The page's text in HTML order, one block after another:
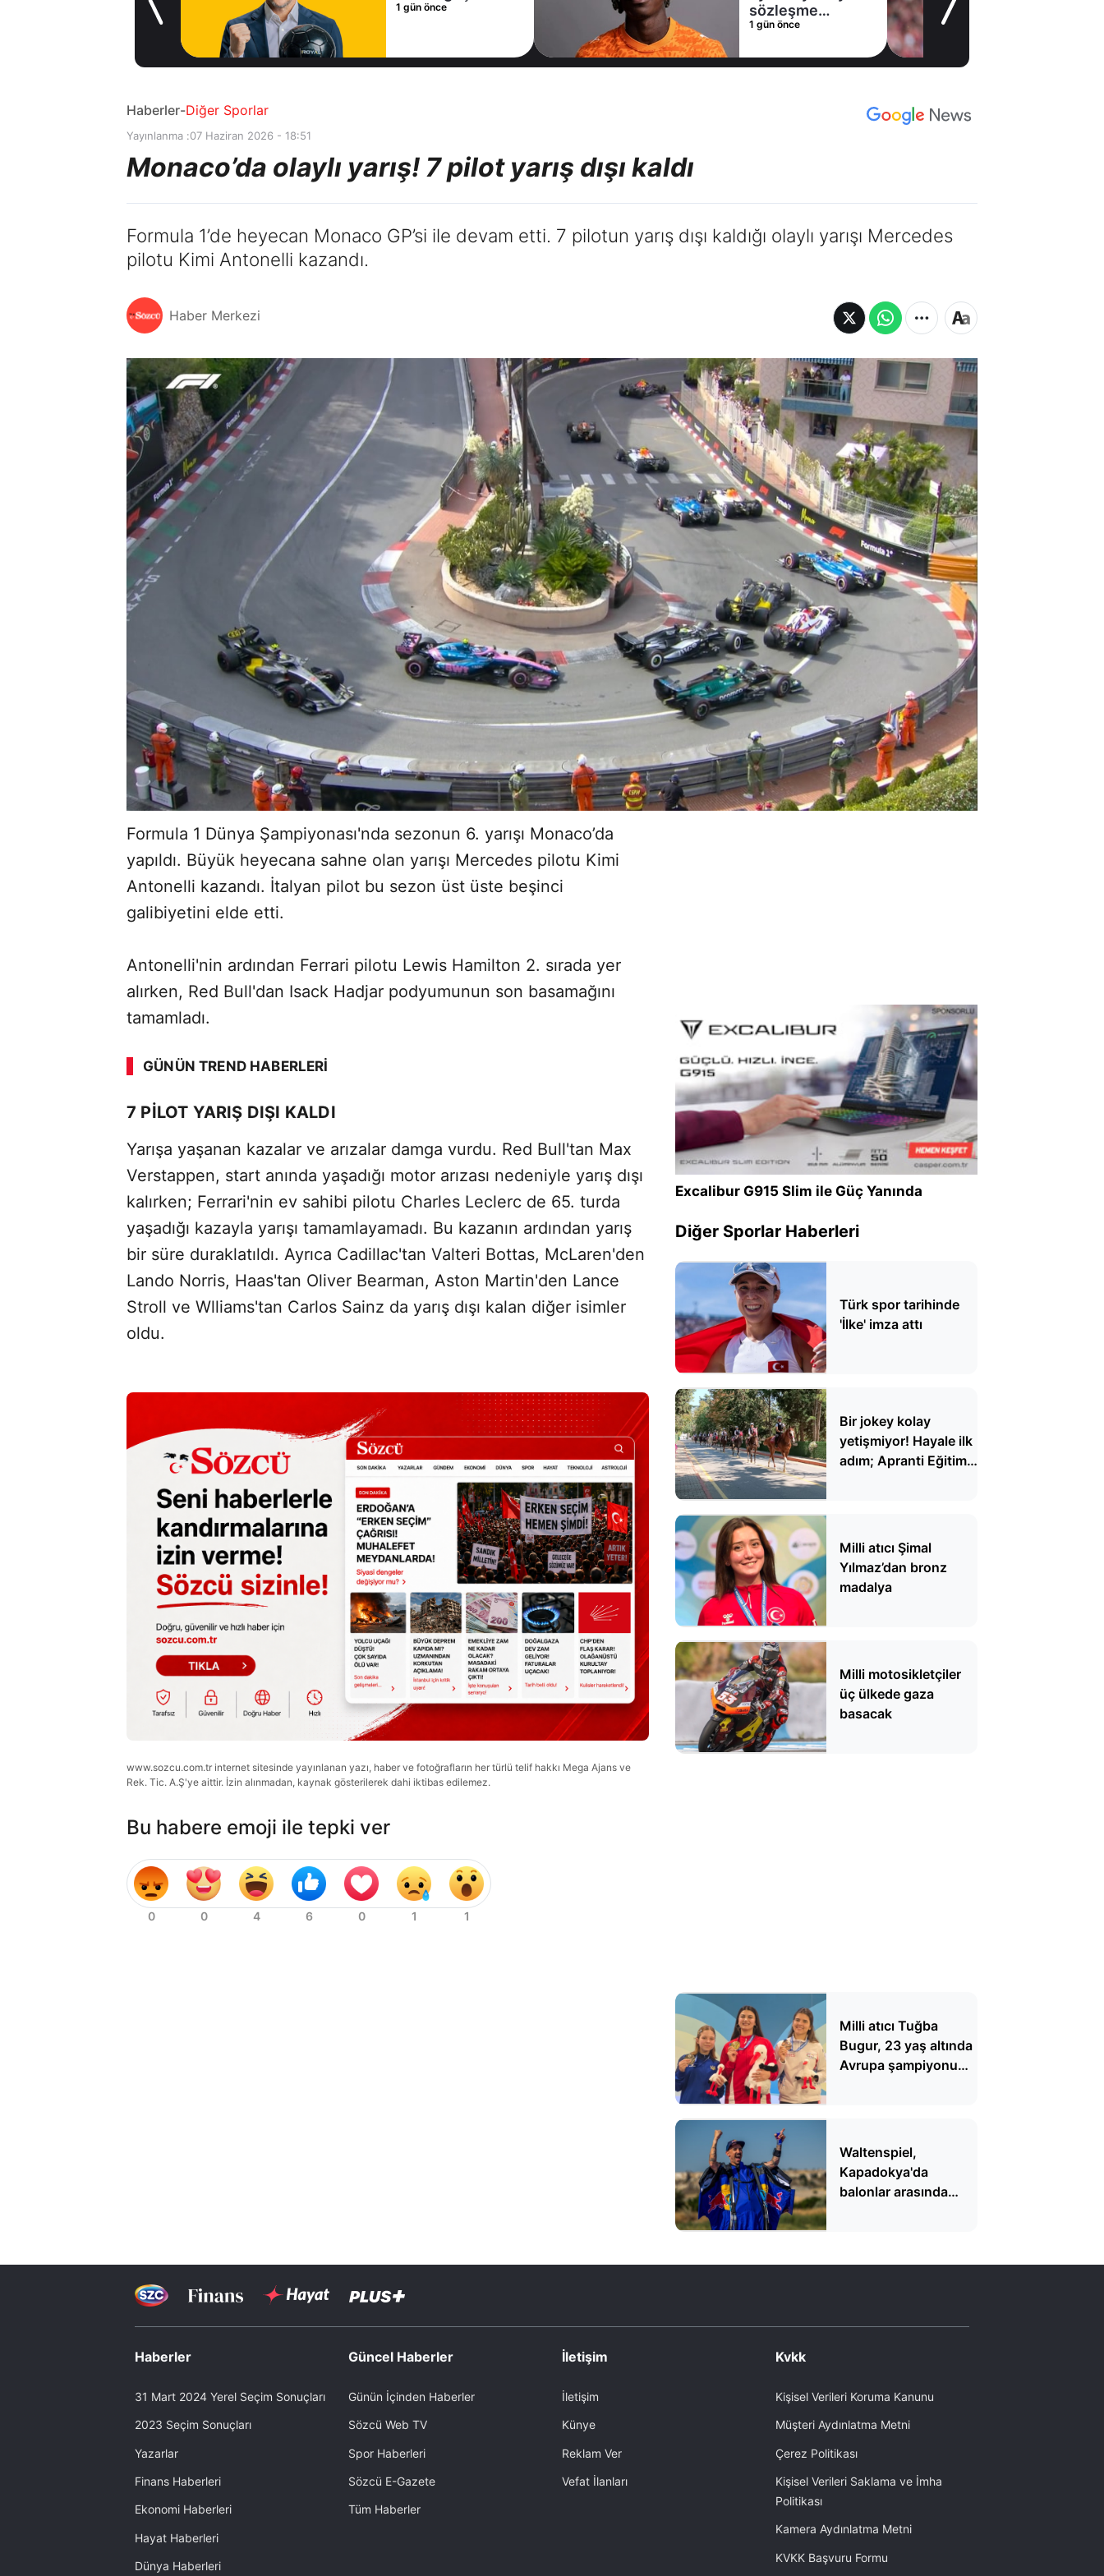
sözleşme
imzaladı
1 gün önce
Haberler-Diğer Sporlar
Yayınlanma :07 Haziran 2026 - 18:51
Monaco’da olaylı yarış! 7 pilot yarış dışı kaldı
Formula 1’de heyecan Monaco GP’si ile devam etti. 7 pilotun yarış dışı kaldığı olaylı yarışı Mercedes
pilotu Kimi Antonelli kazandı.
Haber Merkezi
Formula 1 Dünya Şampiyonası'nda sezonun 6. yarışı Monaco’da
yapıldı. Büyük heyecana sahne olan yarışı Mercedes pilotu Kimi
Antonelli kazandı. İtalyan pilot bu sezon üst üste beşinci
galibiyetini elde etti.
Antonelli'nin ardından Ferrari pilotu Lewis Hamilton 2. sırada yer
alırken, Red Bull'dan Isack Hadjar podyumunun son basamağını
tamamladı.
GÜNÜN TREND HABERLERI
7 PİLOT YARIŞ DIŞI KALDI
Yarışa yaşanan kazalar ve arızalar damga vurdu. Red Bull'tan Max
Verstappen, start anında yaşadığı motor arızası nedeniyle yarış dışı
kalırken; Ferrari'nin ev sahibi pilotu Charles Leclerc de 65. turda
yaşadığı kazayla yarışı tamamlayamadı. Bu kazanın ardından yarış
bir süre duraklatıldı. Ayrıca Cadillac'tan Valteri Bottas, McLaren'den
Lando Norris, Haas'tan Oliver Bearman, Aston Martin'den Lance
Stroll ve Wlliams'tan Carlos Sainz da yarış dışı kalan diğer isimler
oldu.
www.sozcu.com.tr internet sitesinde yayınlanan yazı, haber ve fotoğrafların her türlü telif hakkı Mega Ajans ve
Rek. Tic. A.Ş'ye aittir. İzin alınmadan, kaynak gösterilerek dahi iktibas edilemez.
Bu habere emoji ile tepki ver
Excalibur G915 Slim ile Güç Yanında
Diğer Sporlar Haberleri
Türk spor tarihinde
'İlke' imza attı
Bir jokey kolay
yetişmiyor! Hayale ilk
adım; Apranti Eğitim
Milli atıcı Şimal
Yılmaz’dan bronz
madalya
Milli motosikletçiler
üç ülkede gaza
basacak
Milli atıcı Tuğba
Bugur, 23 yaş altında
Avrupa şampiyonu
Waltenspiel,
Kapadokya'da
balonlar arasında
Haberler
31 Mart 2024 Yerel Seçim Sonuçları
2023 Seçim Sonuçları
Yazarlar
Finans Haberleri
Ekonomi Haberleri
Hayat Haberleri
Dünya Haberleri
Güncel Haberler
Günün İçinden Haberler
Sözcü Web TV
Spor Haberleri
Sözcü E-Gazete
Tüm Haberler
İletişim
İletişim
Künye
Reklam Ver
Vefat İlanları
Kvkk
Kişisel Verileri Koruma Kanunu
Müşteri Aydınlatma Metni
Çerez Politikası
Kişisel Verileri Saklama ve İmha
Politikası
Kamera Aydınlatma Metni
KVKK Başvuru Formu